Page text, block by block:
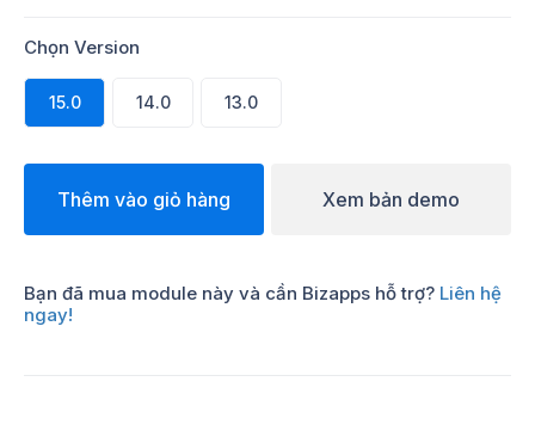
Chọn Version
15.0 14.0 13.0
Thêm vào giỏ hàng Xem bản demo
Bạn đã mua module này và cần Bizapps hỗ trợ? Liên hệ
ngay!